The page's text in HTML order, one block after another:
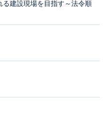
る建設現場を目指す～法令順